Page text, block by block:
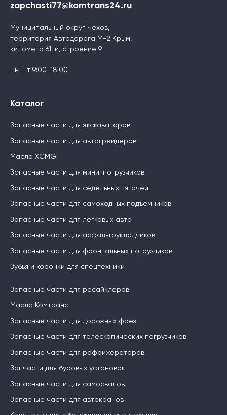
zapchasti77@komtrans24.ru
Муниципальный округ Чехов,
территория Автодорога М-2 Крым,
километр 61-й, строение 9
Пн-Пт 9:00-18:00
Каталог
Запасные части для экскаваторов
Запасные части для автогрейдеров
Масла XCMG
Запасные части для мини-погрузчиков
Запасные части для седельных тягачей
Запасные части для самоходных подъемников
Запасные части для легковых авто
Запасные части для асфальтоукладчиков
Запасные части для фронтальных погрузчиков
Зубья и коронки для спецтехники
Запасные части для ресайклеров
Масла Комтранс
Запасные части для дорожных фрез
Запасные части для телескопических погрузчиков
Запасные части для рефрижераторов
Запчасти для буровых установок
Запасные части для самосвалов
Запасные части для автокранов